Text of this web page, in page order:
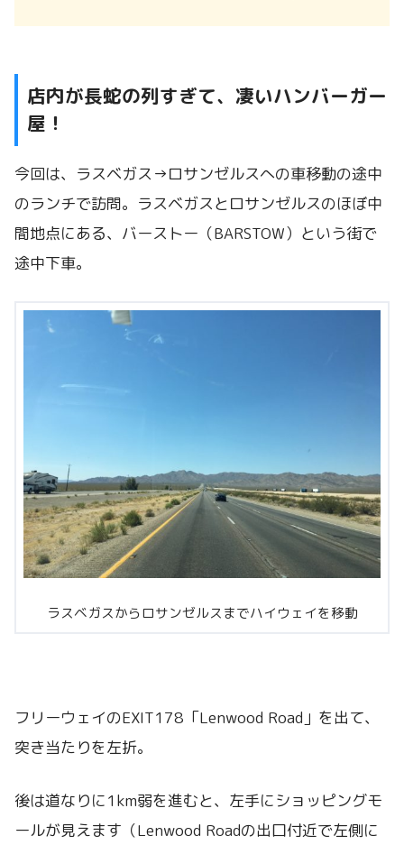
店内が長蛇の列すぎて、凄いハンバーガー
屋！
今回は、ラスベガス→ロサンゼルスへの車移動の途中
のランチで訪問。ラスベガスとロサンゼルスのほぼ中
間地点にある、バーストー（BARSTOW）という街で
途中下車。
ラスベガスからロサンゼルスまでハイウェイを移動
フリーウェイのEXIT178「Lenwood Road」を出て、
突き当たりを左折。
後は道なりに1km弱を進むと、左手にショッピングモ
ールが見えます（Lenwood Roadの出口付近で左側に